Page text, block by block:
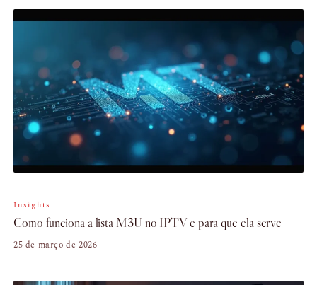
Insights
Como funciona a lista M3U no IPTV e para que ela serve
25 de março de 2026